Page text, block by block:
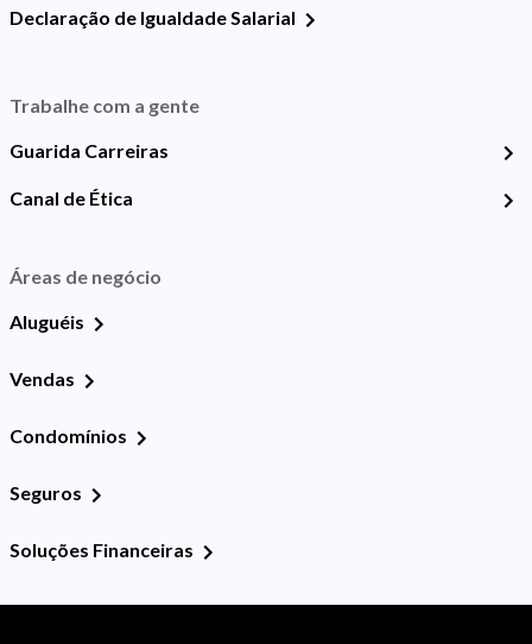
Declaração de Igualdade Salarial
Trabalhe com a gente
Guarida Carreiras
Canal de Ética
Áreas de negócio
Aluguéis
Vendas
Condomínios
Seguros
Soluções Financeiras